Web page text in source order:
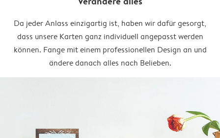
Da jeder Anlass einzigartig ist, haben wir dafür gesorgt,
dass unsere Karten ganz individuell angepasst werden
können. Fange mit einem professionellen Design an und
ändere danach alles nach Belieben.